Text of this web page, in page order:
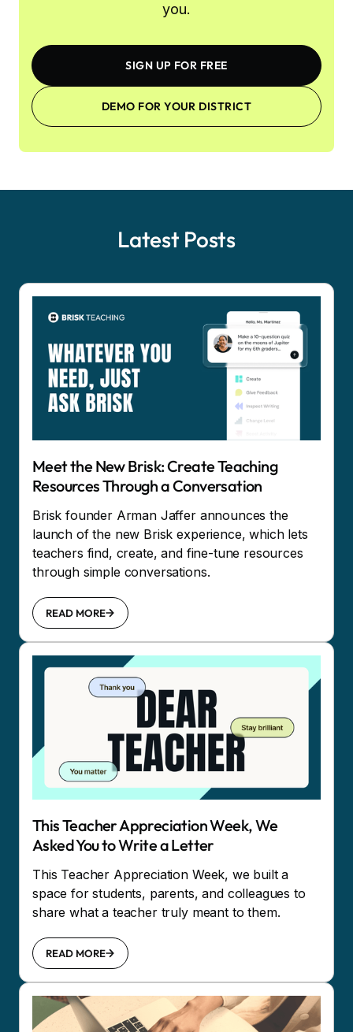
you.
SIGN UP FOR FREE
DEMO FOR YOUR DISTRICT
Latest Posts
Meet the New Brisk: Create Teaching
Resources Through a Conversation
Brisk founder Arman Jaffer announces the
launch of the new Brisk experience, which lets
teachers find, create, and fine-tune resources
through simple conversations.
READ MORE
This Teacher Appreciation Week, We
Asked You to Write a Letter
This Teacher Appreciation Week, we built a
space for students, parents, and colleagues to
share what a teacher truly meant to them.
READ MORE